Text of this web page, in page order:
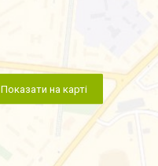
Показати на карті